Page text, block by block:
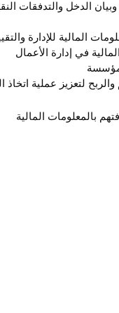
وبيان الدخل
المالية للإدارة
في إدارة الأعمال
لتعزيز عملية اتخاذ
بالمعلومات المالية